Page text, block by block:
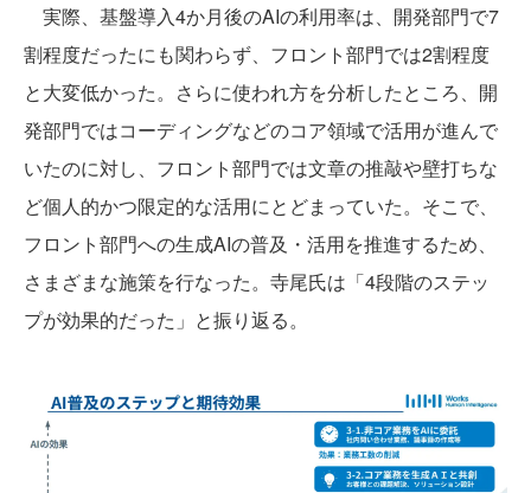
実際、基盤導入4か月後のAIの利用率は、開発部門で7
割程度だったにも関わらず、フロント部門では2割程度
と大変低かった。さらに使われ方を分析したところ、開
発部門ではコーディングなどのコア領域で活用が進んで
いたのに対し、フロント部門では文章の推敲や壁打ちな
ど個人的かつ限定的な活用にとどまっていた。そこで、
フロント部門への生成AIの普及・活用を推進するため、
さまざまな施策を行なった。寺尾氏は「4段階のステッ
プが効果的だった」と振り返る。